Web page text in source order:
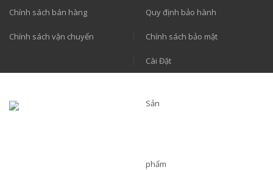
Chính sách bán hàng
Chính sách vận chuyển
Quy định bảo hành
Chính sách bảo mật
Cài Đặt
Sản
phẩm